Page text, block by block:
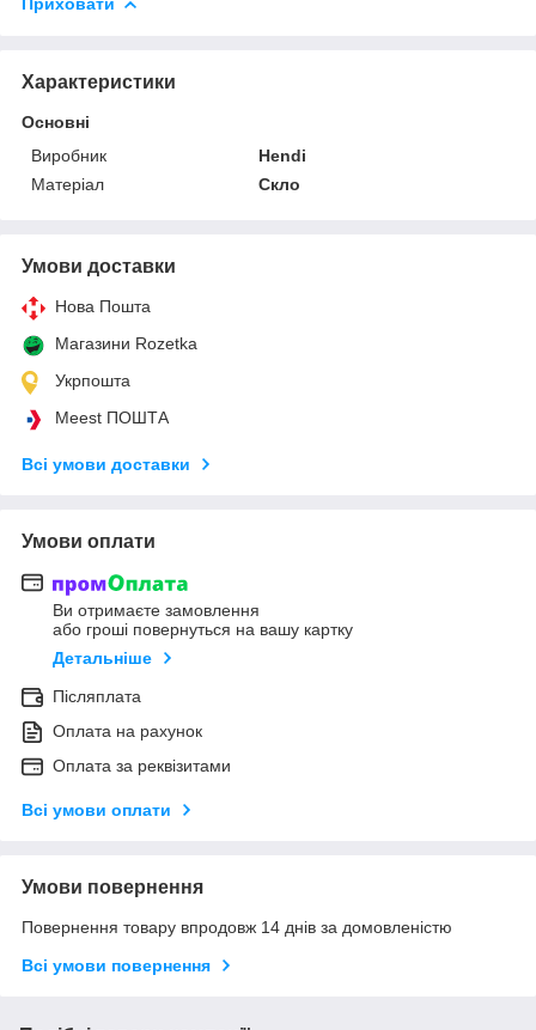
Характеристики
Основні
Виробник
Hendi
Матеріал
Скло
Умови доставки
Нова Пошта
Магазини Rozetka
Укрпошта
Meest ПОШТА
Всі умови доставки
Умови оплати
Ви отримаєте замовлення
або гроші повернуться на вашу картку
Детальніше
Післяплата
Оплата на рахунок
Оплата за реквізитами
Всі умови оплати
Умови повернення
Повернення товару впродовж 14 днів за домовленістю
Всі умови повернення